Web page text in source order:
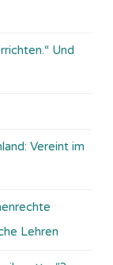
Und
Vereint im
Lehren